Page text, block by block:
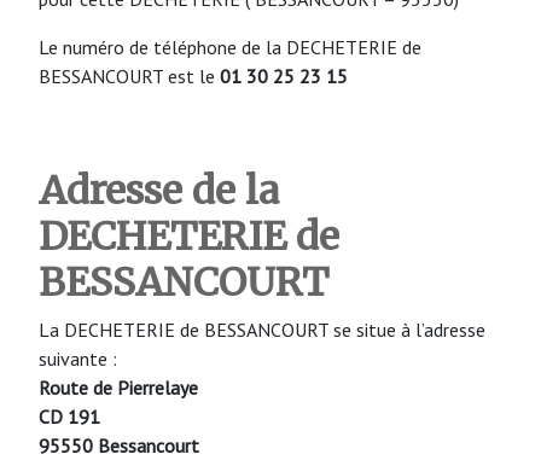
Le numéro de téléphone de la DECHETERIE de
BESSANCOURT est le 01 30 25 23 15
Adresse de la
DECHETERIE de
BESSANCOURT
La DECHETERIE de BESSANCOURT se situe à l’adresse
suivante :
Route de Pierrelaye
CD 191
95550 Bessancourt